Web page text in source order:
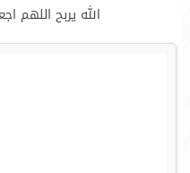
الله يربح اللهم